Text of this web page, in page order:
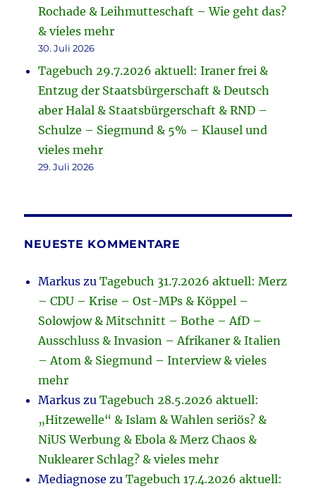
Rochade & Leihmutteschaft – Wie geht das?
& vieles mehr
30. Juli 2026
Tagebuch 29.7.2026 aktuell: Iraner frei &
Entzug der Staatsbürgerschaft & Deutsch
aber Halal & Staatsbürgerschaft & RND –
Schulze – Siegmund & 5% – Klausel und
vieles mehr
29. Juli 2026
NEUESTE KOMMENTARE
Markus zuTagebuch 31.7.2026 aktuell: Merz
– CDU – Krise – Ost-MPs & Köppel –
Solowjow & Mitschnitt – Bothe – AfD –
Ausschluss & Invasion – Afrikaner & Italien
– Atom & Siegmund – Interview & vieles
mehr
Markus zuTagebuch 28.5.2026 aktuell:
„Hitzewelle“ & Islam & Wahlen seriös? &
NiUS Werbung & Ebola & Merz Chaos &
Nuklearer Schlag? & vieles mehr
Mediagnose zuTagebuch 17.4.2026 aktuell: